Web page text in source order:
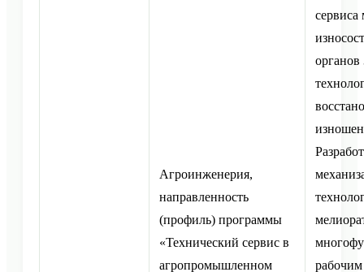
Агроинженерия,
направленность
(профиль) программы
«Технический сервис в
агропромышленном
органов